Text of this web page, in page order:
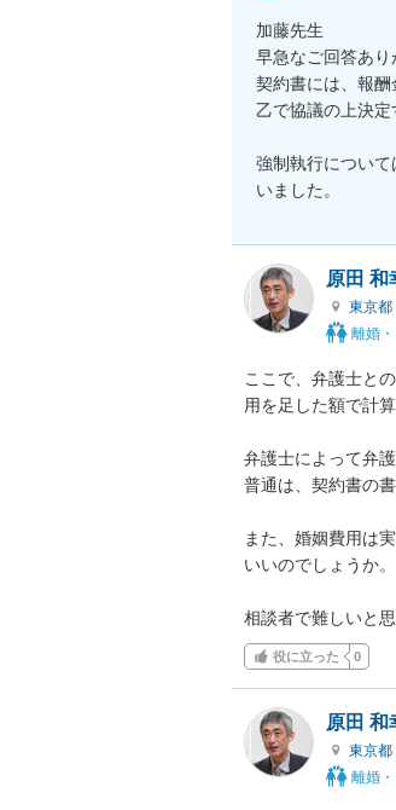
加藤先生
早急なご回答あり
契約書には、報
乙で協議の上決定
強制執行につい
いました。
原田 和
東京都
離婚
ここで、弁護士と
用を足した額で計
弁護士によって弁
普通は、契約書の
また、婚姻費用は
いいのでしょうか。
相談者で難しいと
役に立った 0
原田 和
東京都
離婚